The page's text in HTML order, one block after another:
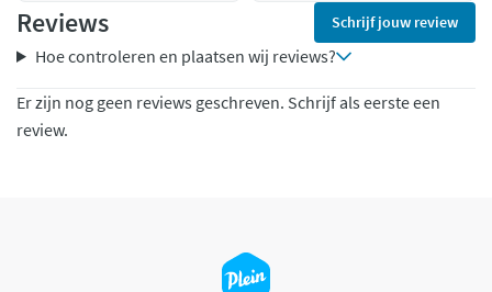
Reviews Schrijf jouw review
Hoe controleren en plaatsen wij reviews?
Er zijn nog geen reviews geschreven. Schrijf als eerste een
review.